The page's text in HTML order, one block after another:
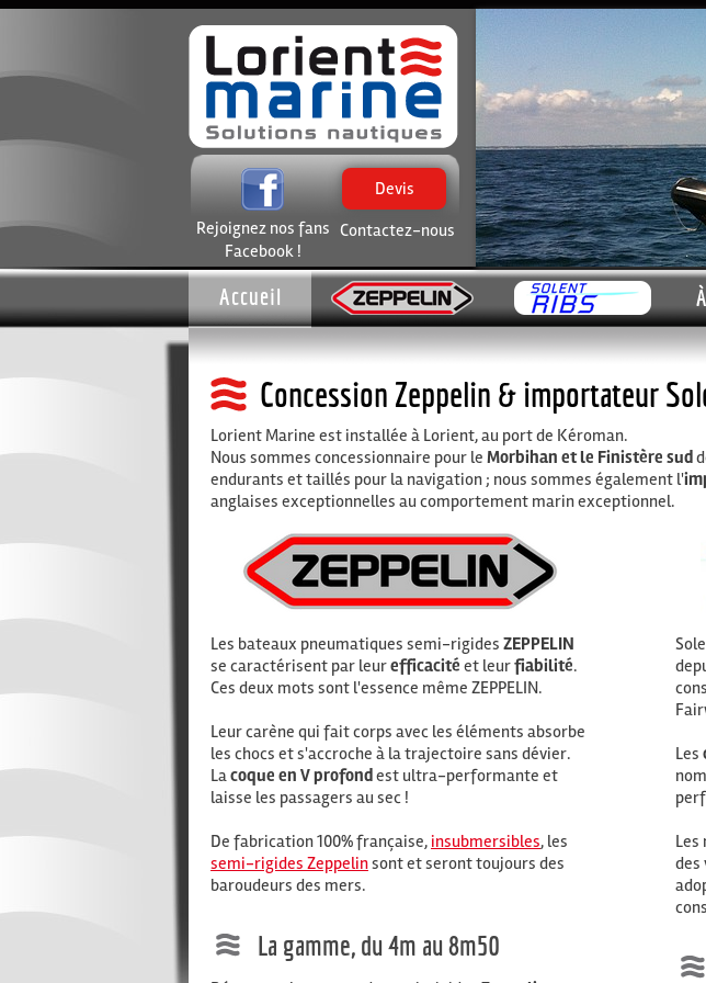
Rejoignez nos fans
Facebook !
Devis
Contactez-nous
Accueil
Concession Zeppelin & importateur
Lorient Marine est installée à Lorient, au port de Kéroman.
Nous sommes concessionnaire pour le Morbihan et le Finistère sud
endurants et taillés pour la navigation ; nous sommes également l'
anglaises exceptionnelles au comportement marin exceptionnel.
Les bateaux pneumatiques semi-rigides ZEPPELIN
se caractérisent par leurefficacité et leurfiabilité.
Ces deux mots sont l'essence même ZEPPELIN.
Leur carène qui fait corps avec les éléments absorbe
les chocs et s'accroche à la trajectoire sans dévier.
Lacoque en V profondest ultra-performante et
laisse les passagers au sec !
De fabrication 100% française, insubmersibles, les
semi-rigides Zeppelinsont et seront toujours des
baroudeurs des mers.
La gamme, du 4m au 8m50
Les
des